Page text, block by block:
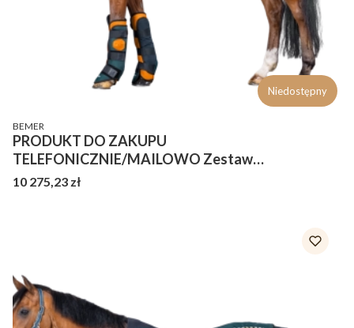
Niedostępny
PRODUCENT
BEMER
PRODUKT DO ZAKUPU
TELEFONICZNIE/MAILOWO Zestaw
terapeutyczny dla konia Bemer derka horse basic
Cena
10 275,23 zł